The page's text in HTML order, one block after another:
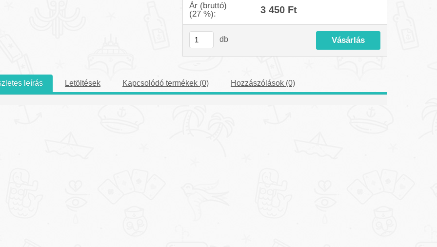
Ár (bruttó)
(27 %):
3 450 Ft
db
leírás Letöltések Kapcsolódó termékek (0) Hozzászólások (0)